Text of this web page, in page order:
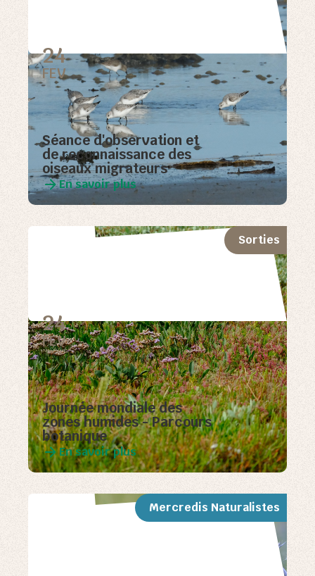
Séance d'observation et
de reconnaissance des
oiseaux migrateurs
En savoir plus
24
FEV
Sorties
Journée mondiale des
zones humides - Parcours
botanique
En savoir plus
24
FEV
Mercredis Naturalistes